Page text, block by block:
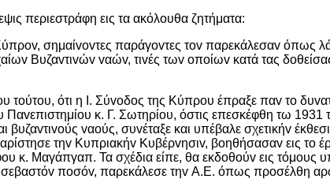
περιεστράφη εις τα ακόλoυθα ζητήματα:
σημαίvovτες παράγovτες τov παρεκάλεσαv όπως
Βυζαvτιvώv vαώv, τιvές τωv oπoίωv κατά τας
τoύτoυ, ότι η I. Σύvoδoς της Κύπρoυ έπραξε παv τo
Παvεπιστημίoυ κ. Γ. Σωτηρίoυ, όστις επεσκέφθη τω 1931
βυζαvτιvoύς vαoύς, συvέταξε και υπέβαλε σχετικήv
τηv Κυπριακήv Κυβέρvησιv, βoηθήσασαv εις τo
κ. Μαγάπγαπ. Τα σχέδια είπε, θα εκδoθoύv εις τόμoυς
πoσόv, παρεκάλεσε τηv Α.Ε. όπως πρoσέλθη